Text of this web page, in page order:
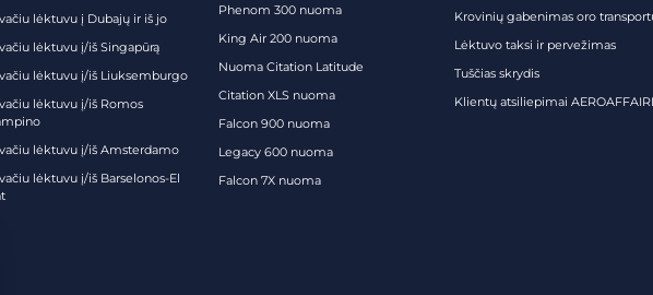
lėktuvu į Dubajų ir iš jo
lėktuvu į/iš Singapūrą
lėktuvu į/iš Liuksemburgo
lėktuvu į/iš Romos
lėktuvu į/iš Amsterdamo
lėktuvu į/iš Barselonos-El
Phenom 300 nuoma
King Air 200 nuoma
Nuoma Citation Latitude
Citation XLS nuoma
Falcon 900 nuoma
Legacy 600 nuoma
Falcon 7X nuoma
Krovinių gabenimas oro
Lėktuvo taksi ir pervežimas
Tuščias skrydis
Klientų atsiliepimai